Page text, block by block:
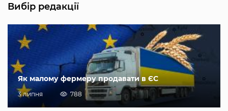
Вибір редакції
Як малому фермеру продавати в ЄС
3 липня 788